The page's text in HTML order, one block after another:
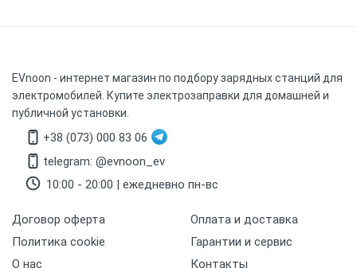
EVnoon - интернет магазин по подбору зарядных станций для
электромобилей. Купите электрозаправки для домашней и
публичной установки.
+38 (073) 000 83 06
telegram: @evnoon_ev
10:00 - 20:00 | ежедневно пн-вс
Договор оферта
Оплата и доставка
Политика cookie
Гарантии и сервис
О нас
Контакты